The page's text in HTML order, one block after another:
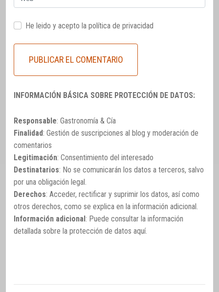
He leido y acepto la política de privacidad
INFORMACIÓN BÁSICA SOBRE PROTECCIÓN DE DATOS:
Responsable: Gastronomía & Cía
Finalidad: Gestión de suscripciones al blog y moderación de
comentarios
Legitimación: Consentimiento del interesado
Destinatarios: No se comunicarán los datos a terceros, salvo
por una obligación legal.
Derechos: Acceder, rectificar y suprimir los datos, así como
otros derechos, como se explica en la información adicional.
Información adicional : Puede consultar la información
detallada sobre la protección de datos aquí.